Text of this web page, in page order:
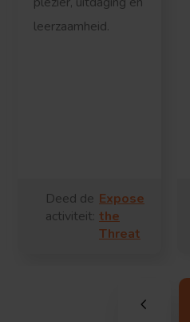
leerzaamheid.
Deed de
activiteit:
Expose
the
Threat